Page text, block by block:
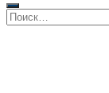
Найти: